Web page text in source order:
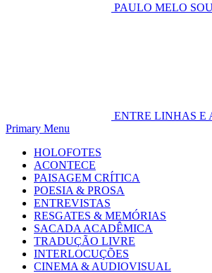
PAULO MELO
ENTRE LINHAS E
Primary Menu
HOLOFOTES
ACONTECE
PAISAGEM CRÍTICA
POESIA & PROSA
ENTREVISTAS
RESGATES & MEMÓRIAS
SACADA ACADÊMICA
TRADUÇÃO LIVRE
INTERLOCUÇÕES
CINEMA & AUDIOVISUAL